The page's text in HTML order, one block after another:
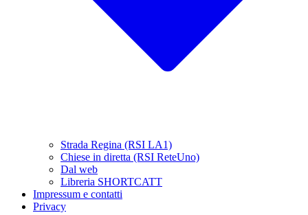
Strada Regina (RSI LA1)
Chiese in diretta (RSI ReteUno)
Dal web
Libreria SHORTCATT
Impressum e contatti
Privacy